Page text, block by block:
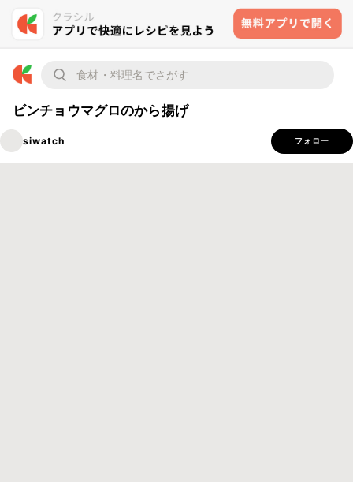
ビンチョウマグロのから揚げ
siwatch フォロー